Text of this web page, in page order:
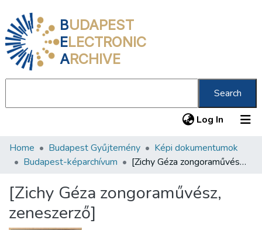
BUDAPEST
ELECTRONIC
ARCHIVE
Search
Log In (current)
Communities & Collections
Statistics
About us
Home Budapest Gyűjtemény
Képi dokumentumok
Budapest-képarchívum
[Zichy Géza zongoraművész, zeneszerző]
[Zichy Géza zongoraművész,
zeneszerző]